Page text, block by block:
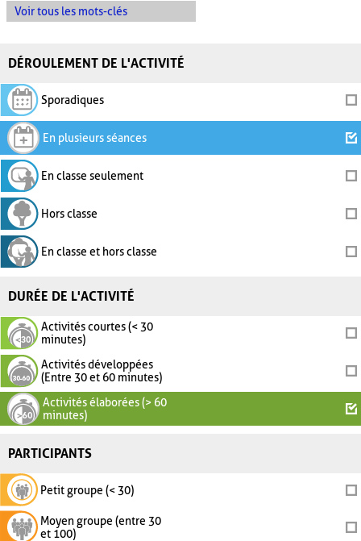
Voir tous les mots-clés
DÉROULEMENT DE L'ACTIVITÉ
Sporadiques
En plusieurs séances
En classe seulement
Hors classe
En classe et hors classe
DURÉE DE L'ACTIVITÉ
Activités courtes (< 30
minutes)
Activités développées
(Entre 30 et 60 minutes)
Activités élaborées (> 60
minutes)
PARTICIPANTS
Petit groupe (< 30)
Moyen groupe (entre 30
et 100)